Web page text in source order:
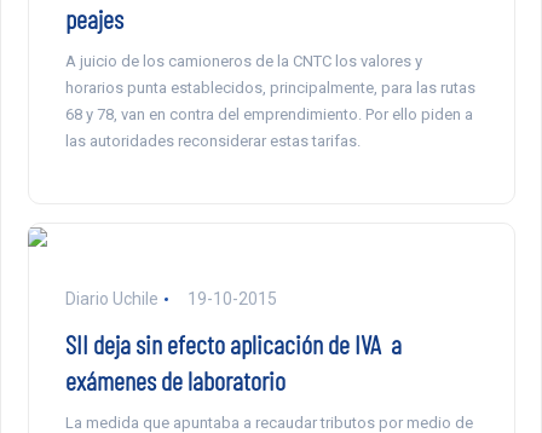
peajes
A juicio de los camioneros de la CNTC los valores y
horarios punta establecidos, principalmente, para las rutas
68 y 78, van en contra del emprendimiento. Por ello piden a
las autoridades reconsiderar estas tarifas.
Diario Uchile 19-10-2015
SII deja sin efecto aplicación de IVA a
exámenes de laboratorio
La medida que apuntaba a recaudar tributos por medio de